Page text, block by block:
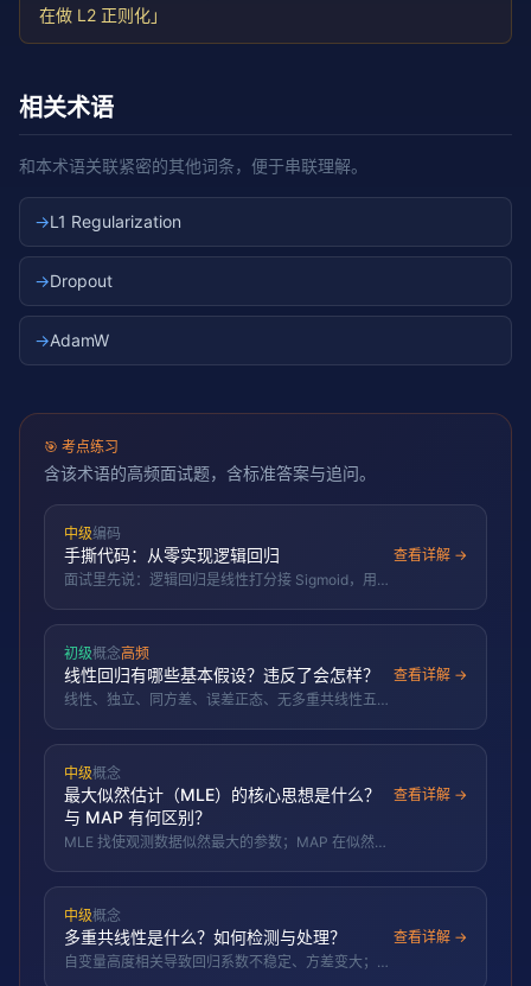
在做 L2 正则化」
相关术语
和本术语关联紧密的其他词条，便于串联理解。
→L1 Regularization
→Dropout
→AdamW
🎯 考点练习
含该术语的高频面试题，含标准答案与追问。
中级编码
手撕代码：从零实现逻辑回归
面试里先说：逻辑回归是线性打分接 Sigmoid，用二
查看详解 →
初级概念高频
线性回归有哪些基本假设？违反了会怎样？
线性、独立、同方差、误差正态、无多重共线性五大
查看详解 →
中级概念
最大似然估计（MLE）的核心思想是什么？
与 MAP 有何区别？
MLE 找使观测数据似然最大的参数；MAP 在似然上
查看详解 →
中级概念
多重共线性是什么？如何检测与处理？
自变量高度相关导致回归系数不稳定、方差变大；用
查看详解 →